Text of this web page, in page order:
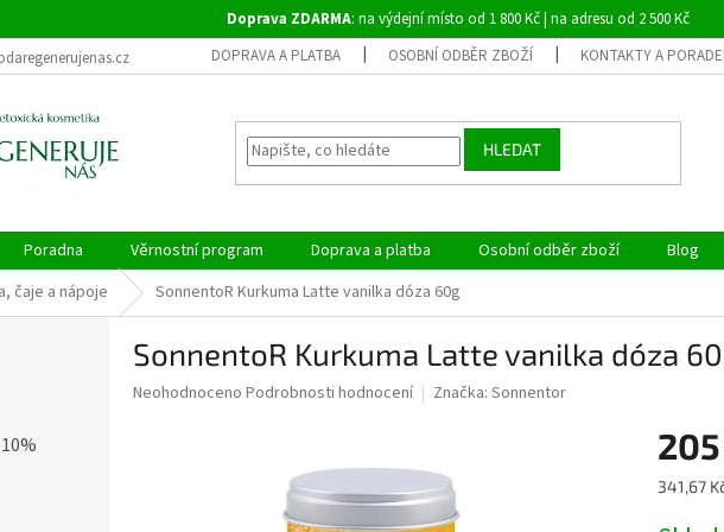
Doprava ZDARMA: na výdejní místo od 1 800 Kč | na adresu od 2 500 Kč
DOPRAVA A PLATBA OSOBNÍ ODBĚR ZBOŽÍ KONTAKTY A
HLEDAT
Poradna Věrnostní program Doprava a platba Osobní odběr zboží Blog
čaje a nápoje SonnentoR Kurkuma Latte vanilka dóza 60g
SonnentoR Kurkuma Latte vanilka dóza
Průměrné
Neohodnoceno Podrobnosti hodnocení Značka: Sonnentor
Měrná
341,67